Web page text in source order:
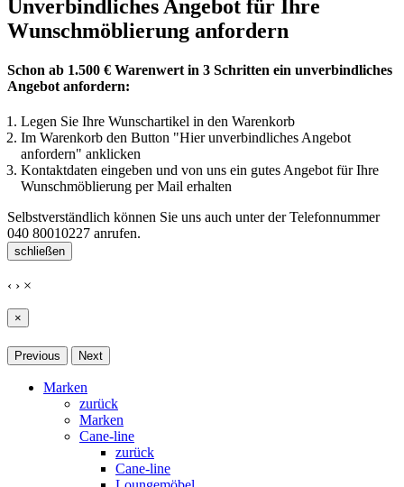
Unverbindliches Angebot für Ihre
Wunschmöblierung anfordern
Schon ab 1.500 € Warenwert in 3 Schritten ein unverbindliches
Angebot anfordern:
Legen Sie Ihre Wunschartikel in den Warenkorb
Im Warenkorb den Button "Hier unverbindliches Angebot
anfordern" anklicken
Kontaktdaten eingeben und von uns ein gutes Angebot für Ihre
Wunschmöblierung per Mail erhalten
Selbstverständlich können Sie uns auch unter der Telefonnummer
040 80010227 anrufen.
schließen
‹ › ×
×
Previous Next
Marken
zurück
Marken
Cane-line
zurück
Cane-line